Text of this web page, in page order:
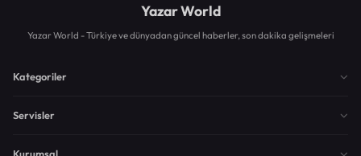
Yazar World
Yazar World - Türkiye ve dünyadan güncel haberler, son dakika gelişmeleri
Kategoriler
Servisler
Kurumsal